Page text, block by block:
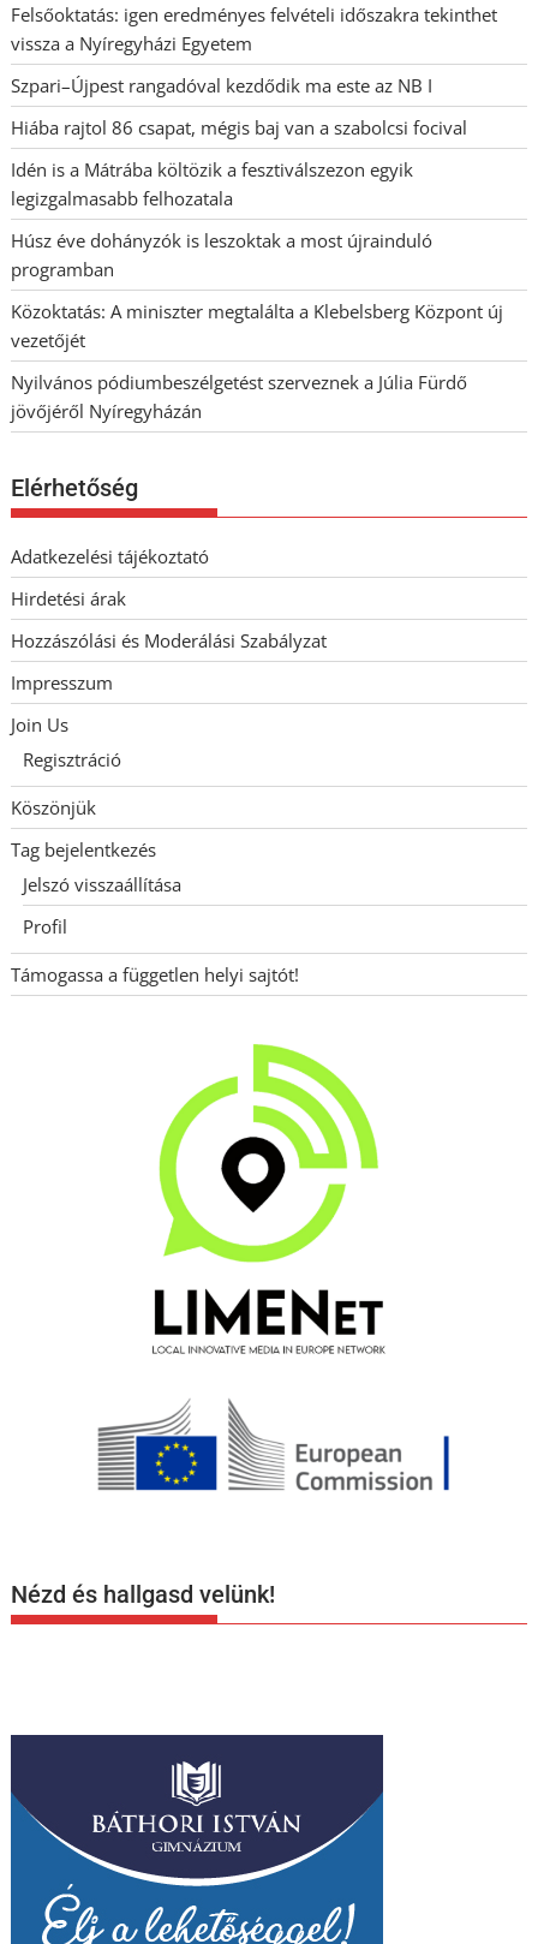
Felsőoktatás: igen eredményes felvételi időszakra tekinthet
vissza a Nyíregyházi Egyetem
Szpari–Újpest rangadóval kezdődik ma este az NB I
Hiába rajtol 86 csapat, mégis baj van a szabolcsi focival
Idén is a Mátrába költözik a fesztiválszezon egyik
legizgalmasabb felhozatala
Húsz éve dohányzók is leszoktak a most újrainduló
programban
Közoktatás: A miniszter megtalálta a Klebelsberg Központ új
vezetőjét
Nyilvános pódiumbeszélgetést szerveznek a Júlia Fürdő
jövőjéről Nyíregyházán
Elérhetőség
Adatkezelési tájékoztató
Hirdetési árak
Hozzászólási és Moderálási Szabályzat
Impresszum
Join Us
Regisztráció
Köszönjük
Tag bejelentkezés
Jelszó visszaállítása
Profil
Támogassa a független helyi sajtót!
Nézd és hallgasd velünk!